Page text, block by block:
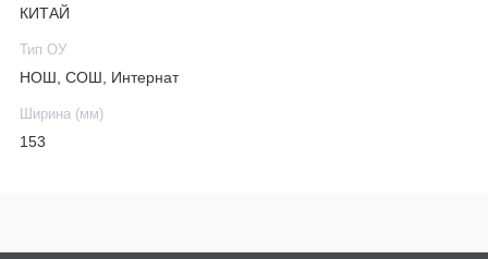
КИТАЙ
Тип ОУ
НОШ, СОШ, Интернат
Ширина (мм)
153